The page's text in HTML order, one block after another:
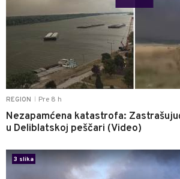
REGION Pre 8 h
Nezapamćena katastrofa:
u Deliblatskoj peščari (Video)
3 slika